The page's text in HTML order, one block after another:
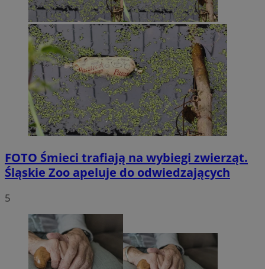
FOTO Śmieci trafiają na wybiegi zwierząt.
Śląskie Zoo apeluje do odwiedzających
5